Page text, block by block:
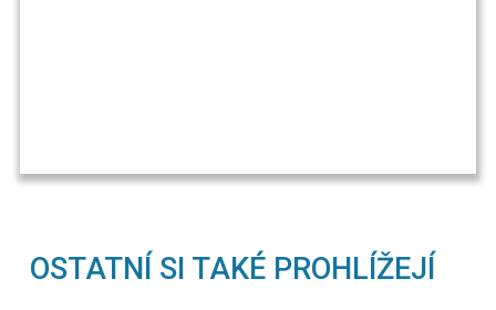
OSTATNÍ SI TAKÉ PROHLÍŽEJÍ